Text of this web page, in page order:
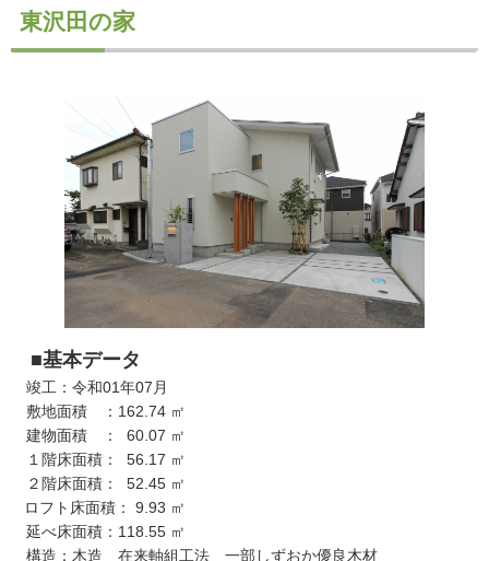
東沢田の家
■基本データ
竣工：令和01年07月
敷地面積 ：162.74 ㎡
建物面積 ： 60.07 ㎡
１階床面積： 56.17 ㎡
２階床面積： 52.45 ㎡
ロフト床面積： 9.93 ㎡
延べ床面積：118.55 ㎡
構造：木造 在来軸組工法 一部しずおか優良木材